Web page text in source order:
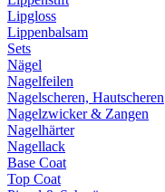
Lipgloss
Lippenbalsam
Sets
Nägel
Nagelfeilen
Nagelscheren, Hautscheren
Nagelzwicker & Zangen
Nagelhärter
Nagellack
Base Coat
Top Coat